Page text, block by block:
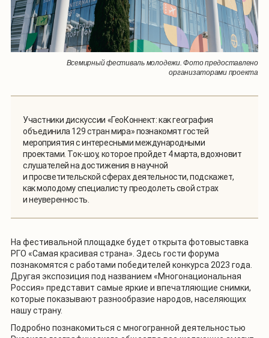
Всемирный фестиваль молодежи. Фото предоставлено
организаторами проекта
Участники дискуссии «ГеоКоннект: как география
объединила 129 стран мира» познакомят гостей
мероприятия с интересными международными
проектами. Ток-шоу, которое пройдет 4 марта, вдохновит
слушателей на достижения в научной
и просветительской сферах деятельности, подскажет,
как молодому специалисту преодолеть свой страх
и неуверенность.
На фестивальной площадке будет открыта фотовыставка
РГО «Самая красивая страна». Здесь гости форума
познакомятся с работами победителей конкурса 2023 года.
Другая экспозиция под названием «Многонациональная
Россия» представит самые яркие и впечатляющие снимки,
которые показывают разнообразие народов, населяющих
нашу страну.
Подробно познакомиться с многогранной деятельностью